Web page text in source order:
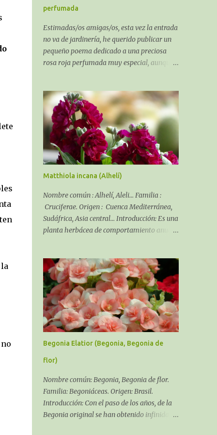
suelo.
perfumada
Estimadas/os amigas/os, esta vez la entrada
no va de jardinería, he querido publicar un
pequeño poema dedicado a una preciosa
rosa roja perfumada muy especial, aunque
Rosa perfumada:
Matthiola incana (Alhelí)
Nombre común : Alhelí, Aleli... Familia :
Cruciferae. Origen : Cuenca Mediterránea,
Sudáfrica, Asia central... Introducción: Es una
planta herbácea de comportamiento anual,
pueda dar en tu zona. Soporta la salinidad y
los fuertes
Begonia Elatior (Begonia, Begonia de
flor)
Nombre común: Begonia, Begonia de flor.
Familia: Begoniáceas. Origen: Brasil.
Introducción: Con el paso de los años, de la
Begonia original se han obtenido infinidad